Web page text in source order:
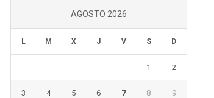
AGOSTO 2026
L M X J V S D
1 2
3 4 5 6 7 8 9